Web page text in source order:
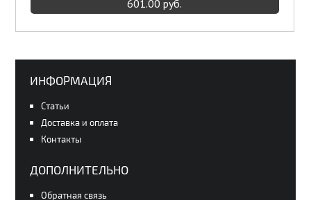
601.00 руб.
ИНФОРМАЦИЯ
Статьи
Доставка и оплата
Контакты
ДОПОЛНИТЕЛЬНО
Обратная связь